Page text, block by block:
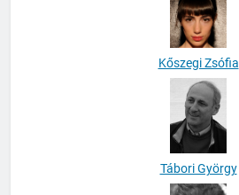
Kőszegi Zsófia
Tábori György